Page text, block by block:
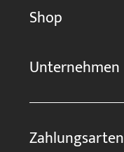
Shop
Unternehmen
Zahlungsarten